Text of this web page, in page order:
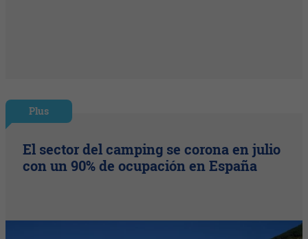
Plus
El sector del camping se corona en julio
con un 90% de ocupación en España